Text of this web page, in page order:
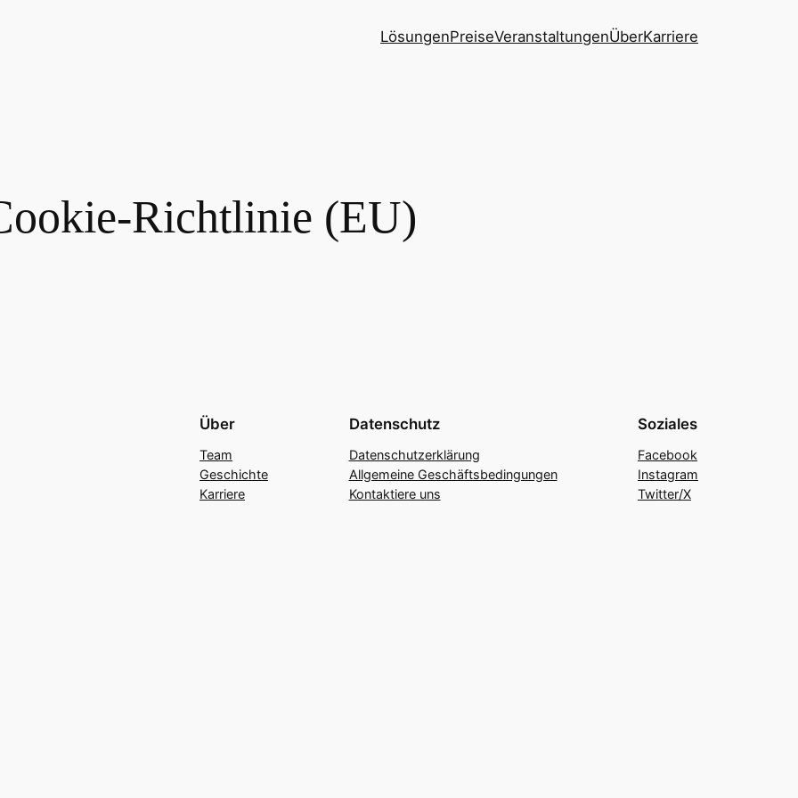
LösungenPreiseVeranstaltungenÜberKarriere
Richtlinie (EU)
Über
Team
Geschichte
Karriere
Datenschutz
Datenschutzerklärung
Allgemeine Geschäftsbedingungen
Kontaktiere uns
Soziales
Facebook
Instagram
Twitter/X